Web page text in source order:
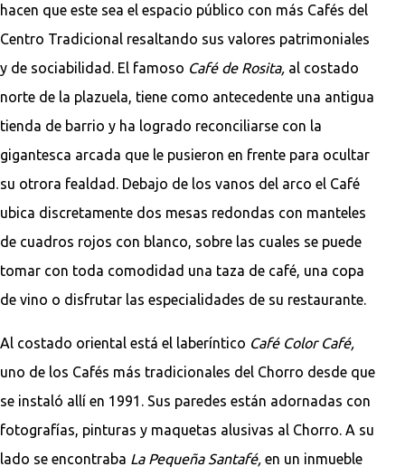
hacen que este sea el espacio público con más Cafés del
Centro Tradicional resaltando sus valores patrimoniales
y de sociabilidad. El famoso Café de Rosita, al costado
norte de la plazuela, tiene como antecedente una antigua
tienda de barrio y ha logrado reconciliarse con la
gigantesca arcada que le pusieron en frente para ocultar
su otrora fealdad. Debajo de los vanos del arco el Café
ubica discretamente dos mesas redondas con manteles
de cuadros rojos con blanco, sobre las cuales se puede
tomar con toda comodidad una taza de café, una copa
de vino o disfrutar las especialidades de su restaurante.
Al costado oriental está el laberíntico Café Color Café,
uno de los Cafés más tradicionales del Chorro desde que
se instaló allí en 1991. Sus paredes están adornadas con
fotografías, pinturas y maquetas alusivas al Chorro. A su
lado se encontraba La Pequeña Santafé, en un inmueble